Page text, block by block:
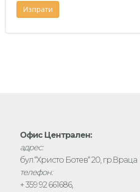
Офис Централен:
адрес:
бул.“Христо Ботев“ 20, гр.Враца
телефон:
+ 359 92 661686,